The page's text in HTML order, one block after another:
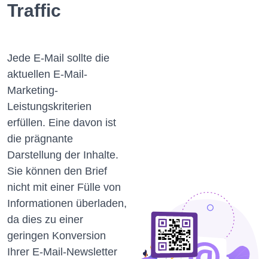
Traffic
Jede E-Mail sollte die
aktuellen E-Mail-
Marketing-
Leistungskriterien
erfüllen. Eine davon ist
die prägnante
Darstellung der Inhalte.
Sie können den Brief
nicht mit einer Fülle von
Informationen überladen,
da dies zu einer
geringen Konversion
Ihrer E-Mail-Newsletter